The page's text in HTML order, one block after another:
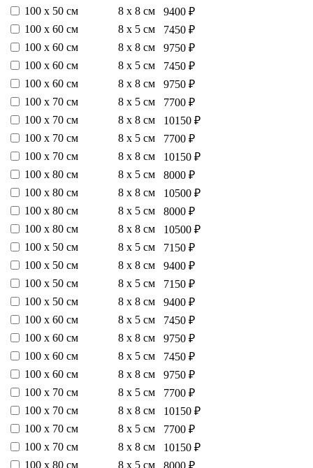
100 х 50 см
8 х 8 см
9400 ₽
100 х 60 см
8 х 5 см
7450 ₽
100 х 60 см
8 х 8 см
9750 ₽
100 х 60 см
8 х 5 см
7450 ₽
100 х 60 см
8 х 8 см
9750 ₽
100 х 70 см
8 х 5 см
7700 ₽
100 х 70 см
8 х 8 см
10150 ₽
100 х 70 см
8 х 5 см
7700 ₽
100 х 70 см
8 х 8 см
10150 ₽
100 х 80 см
8 х 5 см
8000 ₽
100 х 80 см
8 х 8 см
10500 ₽
100 х 80 см
8 х 5 см
8000 ₽
100 х 80 см
8 х 8 см
10500 ₽
100 х 50 см
8 х 5 см
7150 ₽
100 х 50 см
8 х 8 см
9400 ₽
100 х 50 см
8 х 5 см
7150 ₽
100 х 50 см
8 х 8 см
9400 ₽
100 х 60 см
8 х 5 см
7450 ₽
100 х 60 см
8 х 8 см
9750 ₽
100 х 60 см
8 х 5 см
7450 ₽
100 х 60 см
8 х 8 см
9750 ₽
100 х 70 см
8 х 5 см
7700 ₽
100 х 70 см
8 х 8 см
10150 ₽
100 х 70 см
8 х 5 см
7700 ₽
100 х 70 см
8 х 8 см
10150 ₽
100 х 80 см
8 х 5 см
8000 ₽